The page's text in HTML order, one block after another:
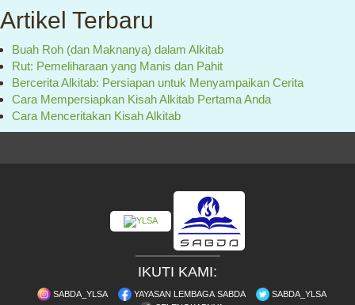
Artikel Terbaru
Buah Roh (dan Maknanya) dalam Alkitab
Rut: Pemeliharaan yang Manis dan Pahit
Bercerita Alkitab: Persiapan untuk Menyampaikan Cerita
Cara Mempersiapkan Kisah Alkitab Pertama Anda
Cara Menceritakan Kisah Alkitab
IKUTI KAMI:
SABDA_YLSA YAYASAN LEMBAGA SABDA
SABDA_YLSA